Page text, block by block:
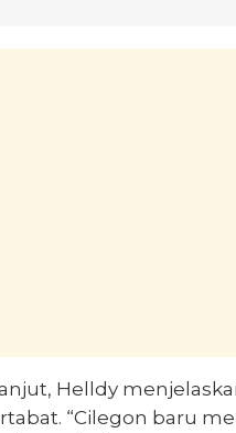
Helldy
“Cilegon baru